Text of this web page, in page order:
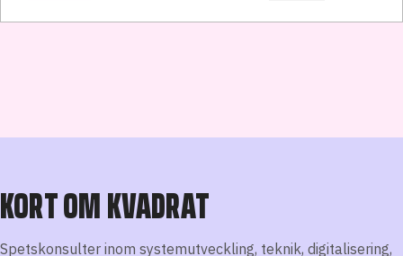
KORT OM KVADRAT
Spetskonsulter inom systemutveckling, teknik, digitalisering,